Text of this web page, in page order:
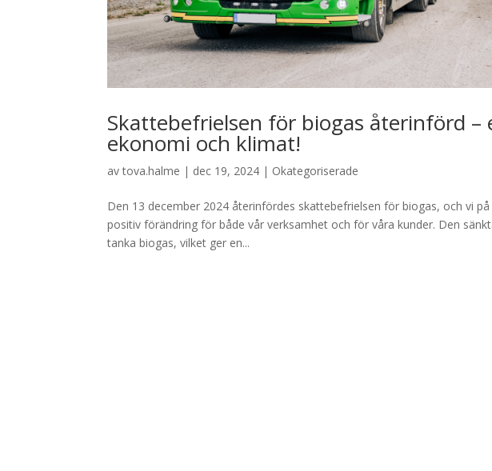
Skattebefrielsen för biogas återinförd
ekonomi och klimat!
avtova.halme | dec 19, 2024 | Okategoriserade
Den 13 december 2024 återinfördes skattebefrielsen för biogas, och vi
positiv förändring för både vår verksamhet och för våra kunder. Den
tanka biogas, vilket ger en...